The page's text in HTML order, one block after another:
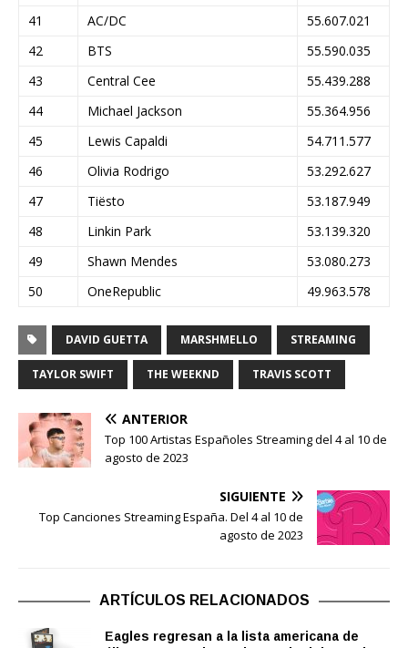
41
AC/DC
55.607.021
42
BTS
55.590.035
43
Central Cee
55.439.288
44
Michael Jackson
55.364.956
45
Lewis Capaldi
54.711.577
46
Olivia Rodrigo
53.292.627
47
Tiësto
53.187.949
48
Linkin Park
53.139.320
49
Shawn Mendes
53.080.273
50
OneRepublic 49.963.578
DAVID GUETTA MARSHMELLO STREAMING
TAYLOR SWIFT THE WEEKND TRAVIS SCOTT
ANTERIOR
Top 100 Artistas Españoles Streaming del 4 al 10 de
agosto de 2023
SIGUIENTE
Top Canciones Streaming España. Del 4 al 10 de
agosto de 2023
ARTÍCULOS RELACIONADOS
Eagles regresan a la lista americana de